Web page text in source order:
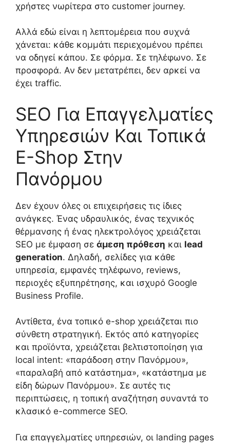
χρήστες νωρίτερα στο customer journey.
Αλλά εδώ είναι η λεπτομέρεια που συχνά
χάνεται: κάθε κομμάτι περιεχομένου πρέπει
να οδηγεί κάπου. Σε φόρμα. Σε τηλέφωνο. Σε
προσφορά. Αν δεν μετατρέπει, δεν αρκεί να
έχει traffic.
SEO Για Επαγγελματίες
Υπηρεσιών Και Τοπικά
E-Shop Στην
Πανόρμου
Δεν έχουν όλες οι επιχειρήσεις τις ίδιες
ανάγκες. Ένας υδραυλικός, ένας τεχνικός
θέρμανσης ή ένας ηλεκτρολόγος χρειάζεται
SEO με έμφαση σε άμεση πρόθεση και lead
generation. Δηλαδή, σελίδες για κάθε
υπηρεσία, εμφανές τηλέφωνο, reviews,
περιοχές εξυπηρέτησης, και ισχυρό Google
Business Profile.
Αντίθετα, ένα τοπικό e-shop χρειάζεται πιο
σύνθετη στρατηγική. Εκτός από κατηγορίες
και προϊόντα, χρειάζεται βελτιστοποίηση για
local intent: «παράδοση στην Πανόρμου»,
«παραλαβή από κατάστημα», «κατάστημα με
είδη δώρων Πανόρμου». Σε αυτές τις
περιπτώσεις, η τοπική αναζήτηση συναντά το
κλασικό e-commerce SEO.
Για επαγγελματίες υπηρεσιών, οι landing pages